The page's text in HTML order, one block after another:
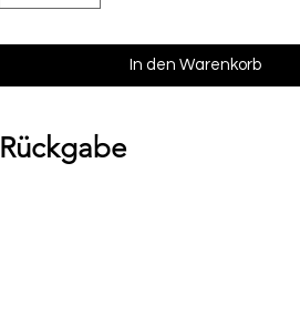
In den Warenkorb
Rückgabe